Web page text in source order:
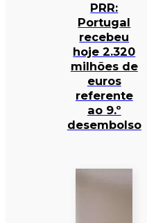
PRR:
Portugal
recebeu
hoje 2.320
milhões de
euros
referente
ao 9.º
desembolso